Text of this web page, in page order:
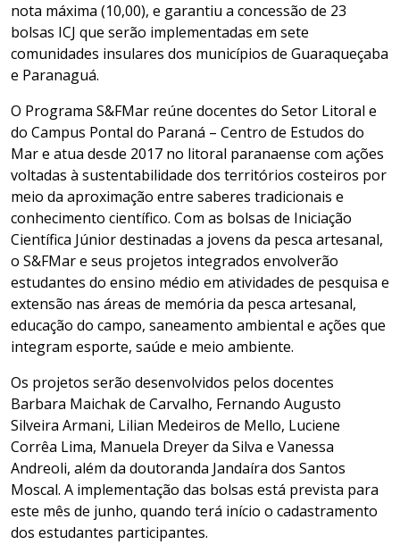
nota máxima (10,00), e garantiu a concessão de 23
bolsas ICJ que serão implementadas em sete
comunidades insulares dos municípios de Guaraqueçaba
e Paranaguá.
O Programa S&FMar reúne docentes do Setor Litoral e
do Campus Pontal do Paraná – Centro de Estudos do
Mar e atua desde 2017 no litoral paranaense com ações
voltadas à sustentabilidade dos territórios costeiros por
meio da aproximação entre saberes tradicionais e
conhecimento científico. Com as bolsas de Iniciação
Científica Júnior destinadas a jovens da pesca artesanal,
o S&FMar e seus projetos integrados envolverão
estudantes do ensino médio em atividades de pesquisa e
extensão nas áreas de memória da pesca artesanal,
educação do campo, saneamento ambiental e ações que
integram esporte, saúde e meio ambiente.
Os projetos serão desenvolvidos pelos docentes
Barbara Maichak de Carvalho, Fernando Augusto
Silveira Armani, Lilian Medeiros de Mello, Luciene
Corrêa Lima, Manuela Dreyer da Silva e Vanessa
Andreoli, além da doutoranda Jandaíra dos Santos
Moscal. A implementação das bolsas está prevista para
este mês de junho, quando terá início o cadastramento
dos estudantes participantes.